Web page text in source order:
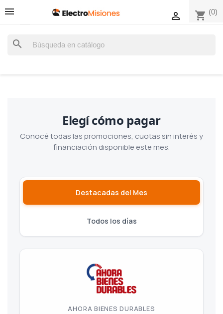
shopping_cart (0)

search
Elegí cómo pagar
Conocé todas las promociones, cuotas sin interés y
financiación disponible este mes.
Destacadas del Mes
Todos los días
AHORA BIENES DURABLES